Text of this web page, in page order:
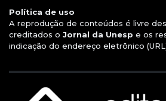
Política de uso
A reprodução de conteúdos é livre
creditados o Jornal da Unesp e os
indicação do endereço eletrônico